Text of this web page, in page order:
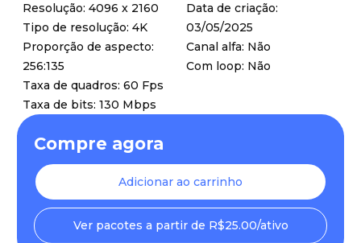
Resolução: 4096 x 2160
Tipo de resolução: 4K
Proporção de aspecto:
256:135
Taxa de quadros: 60 Fps
Taxa de bits: 130 Mbps
Data de criação:
03/05/2025
Canal alfa: Não
Com loop: Não
Compre agora
Adicionar ao carrinho
Ver pacotes a partir de R$25.00/ativo